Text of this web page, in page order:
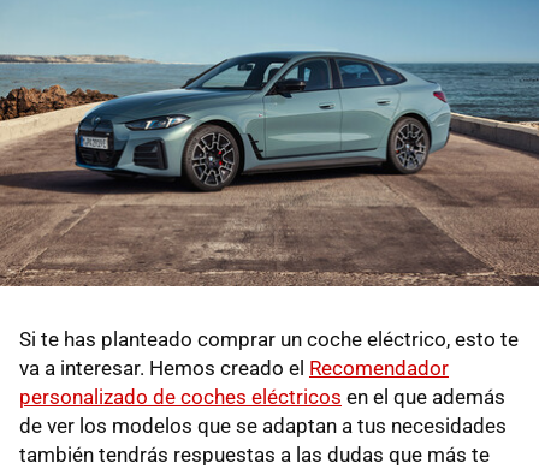
Si te has planteado comprar un coche eléctrico, esto te
va a interesar. Hemos creado el Recomendador
personalizado de coches eléctricos en el que además
de ver los modelos que se adaptan a tus necesidades
también tendrás respuestas a las dudas que más te